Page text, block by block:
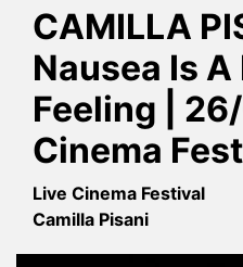
CAMILLA
Nausea Is
Feeling |
Cinema
Live Cinema Festival
Camilla Pisani